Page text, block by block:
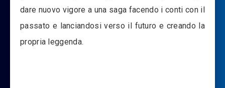
dare nuovo vigore a una saga facendo i conti con il
passato e lanciandosi verso il futuro e creando la
propria leggenda.